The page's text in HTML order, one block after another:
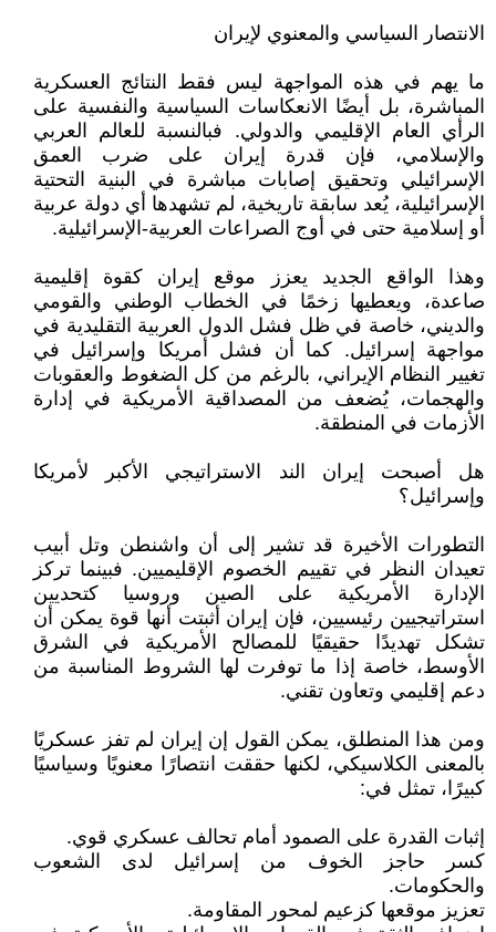
الانتصار السياسي والمعنوي لإيران
ما يهم في هذه المواجهة ليس فقط النتائج العسكرية
المباشرة، بل أيضًا الانعكاسات السياسية والنفسية على
الرأي العام الإقليمي والدولي. فبالنسبة للعالم العربي
والإسلامي، فإن قدرة إيران على ضرب العمق
الإسرائيلي وتحقيق إصابات مباشرة في البنية التحتية
الإسرائيلية، يُعد سابقة تاريخية، لم تشهدها أي دولة عربية
أو إسلامية حتى في أوج الصراعات العربية-الإسرائيلية.
وهذا الواقع الجديد يعزز موقع إيران كقوة إقليمية
صاعدة، ويعطيها زخمًا في الخطاب الوطني والقومي
والديني، خاصة في ظل فشل الدول العربية التقليدية في
مواجهة إسرائيل. كما أن فشل أمريكا وإسرائيل في
تغيير النظام الإيراني، بالرغم من كل الضغوط والعقوبات
والهجمات، يُضعف من المصداقية الأمريكية في إدارة
الأزمات في المنطقة.
هل أصبحت إيران الند الاستراتيجي الأكبر لأمريكا
وإسرائيل؟
التطورات الأخيرة قد تشير إلى أن واشنطن وتل أبيب
تعيدان النظر في تقييم الخصوم الإقليميين. فبينما تركز
الإدارة الأمريكية على الصين وروسيا كتحديين
استراتيجيين رئيسيين، فإن إيران أثبتت أنها قوة يمكن أن
تشكل تهديدًا حقيقيًا للمصالح الأمريكية في الشرق
الأوسط، خاصة إذا ما توفرت لها الشروط المناسبة من
دعم إقليمي وتعاون تقني.
ومن هذا المنطلق، يمكن القول إن إيران لم تفز عسكريًا
بالمعنى الكلاسيكي، لكنها حققت انتصارًا معنويًا وسياسيًا
كبيرًا، تمثل في:
إثبات القدرة على الصمود أمام تحالف عسكري قوي.
كسر حاجز الخوف من إسرائيل لدى الشعوب
والحكومات.
تعزيز موقعها كزعيم لمحور المقاومة.